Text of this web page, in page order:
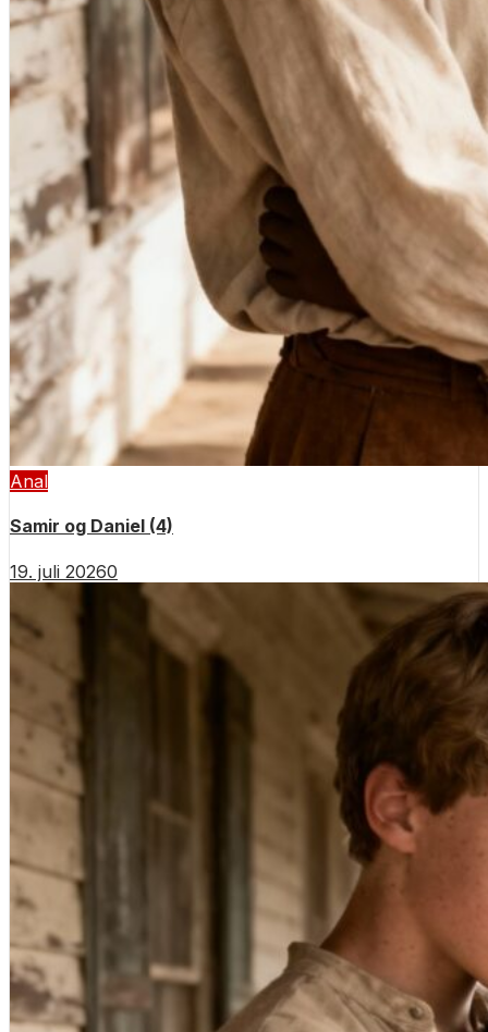
Anal
Samir og Daniel (4)
19. juli 20260